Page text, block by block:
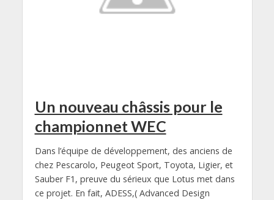
Un nouveau châssis pour le
championnet WEC
Dans l’équipe de développement, des anciens de
chez Pescarolo, Peugeot Sport, Toyota, Ligier, et
Sauber F1, preuve du sérieux que Lotus met dans
ce projet. En fait, ADESS,( Advanced Design